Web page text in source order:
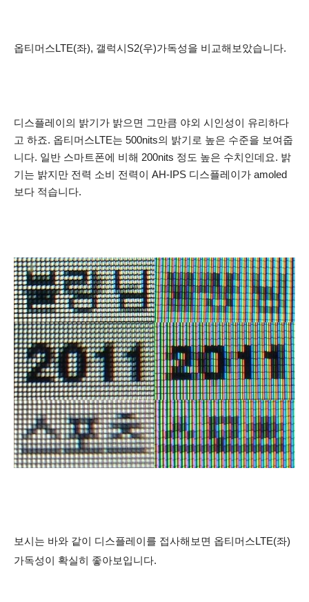
옵티머스LTE(좌), 갤럭시S2(우)가독성을 비교해보았습니다.
디스플레이의 밝기가 밝으면 그만큼 야외 시인성이 유리하다
고 하죠. 옵티머스LTE는 500nits의 밝기로 높은 수준을 보여줍
니다. 일반 스마트폰에 비해 200nits 정도 높은 수치인데요. 밝
기는 밝지만 전력 소비 전력이 AH-IPS 디스플레이가 amoled
보다 적습니다.
보시는 바와 같이 디스플레이를 접사해보면 옵티머스LTE(좌)
가독성이 확실히 좋아보입니다.